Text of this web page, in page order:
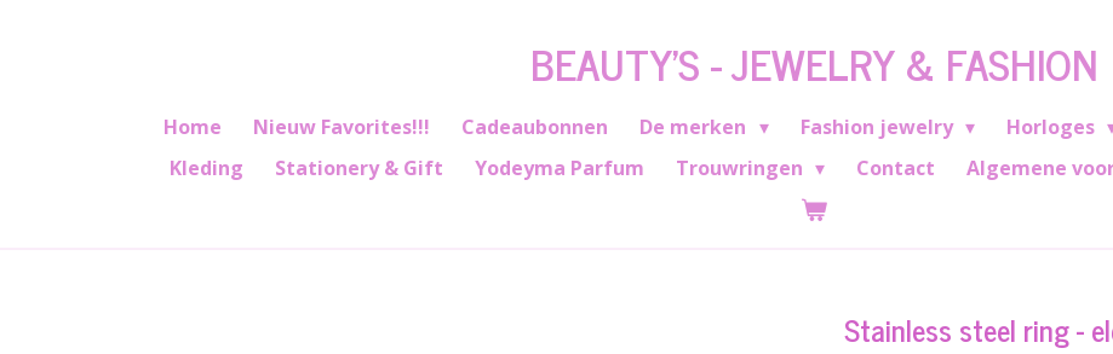
BEAUTY'S - JEWELRY & FASHION
Home Nieuw Favorites!!! Cadeaubonnen De merken Fashion jewelry Horloges
Kleding
Stationery & Gift Yodeyma Parfum Trouwringen Contact Algemene
Stainless steel ring -